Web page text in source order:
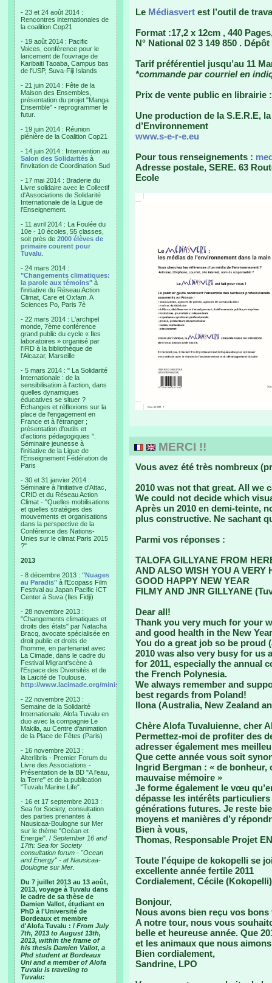
- 23 et 24 août 2014 :
Rencontres internationales de
la coalition Cop21
- 19 août 2014 : Pacific
Voices, conférence pour le
lancement de l'ouvrage de
Karibaiti Taoaba, Campus bas
de l'USP, Suva-Fiji Islands
- 21 juin 2014 : Fête de la
Maison des Ensembles,
présentation du projet "Manga
Ensemble" - reprogrammer le
futur.
- 19 juin 2014 : Réunion
plénière de la Coalition Cop21
- 14 juin 2014 : Intervention au
Salon des Solidarités à
l'invitation de Coordination Sud
- 17 mai 2014 : Braderie du
Livre solidaire avec le Collectif
d'Associations de Solidarité
Internationale de la Ligue de
l'Enseignement.
- 11 avril 2014 : La Foulée du
10e - 10 écoles, 55 classes,
soit près de 2000 élèves de
primaire courent pour
Tuvalu
- 24 mars 2014 :
"Changements climatiques:
la parole aux témoins" à
l'initiative du Réseau Action
Climat, Care et Oxfam. A
Sciences Po, Paris 7è
- 22 mars 2014 : L'archipel
monde, 7ème conférence
grand public du cycle « Iles
laboratoires » organisé par
l'IRD à la bibliothèque de
l’Alcazar, Marseille
- 5 mars 2014 : " La Solidarité
Internationale : de la
sensibilisation à l'action, dans
quelles dynamiques
éducatives se situer ?
Echanges et réflexions sur la
place de l'engagement en
France et à l'étranger ;
présentation d'outils et
d'actions pédagogiques ".
Séminaire jeunesse à
l'initiative de la Ligue de
l'Enseignement Fédération de
Paris
- 30 et 31 janvier 2014 :
Séminaire à l'initiative d'Attac,
CRID et du Réseau Action
Climat - "Quelles mobilisations
et quelles stratégies des
mouvements et organisations
dans la perspective de la
Conférence des Nations-
Unies sur le climat Paris 2015
?"
2013
- 8 décembre 2013 : "Nuages
au Paradis" à l'Ecopass Film
Festival au Japan Pacific ICT
Center à Suva (Iles Fidji)
- 28 novembre 2013 :
"Changements climatiques et
droits des états" par Natacha
Bracq, avocate spécialisée en
droit public et droits de
l'homme, en partenariat avec
La Cimade, dans le cadre du
Festival Migrant'scène à
l'Espace des Diversités et de
la Laïcité de Toulouse.
http://www.lacimade.org/minisites/migrantscene
- 22 novembre 2013 :
Semaine de la Solidarité
Internationale, Alofa Tuvalu en
duo avec la compagnie Le
Makila, au Centre d'animation
de la Place de Fêtes (Paris)
- 16 novembre 2013 :
Alterlibris - Premier Forum du
Livre des Associations -
Présentation de la BD "A l'eau,
la Terre" et de la publication
"Tuvalu Marine Life".
- 16 et 17 septembre 2013 :
Sea for Society, consultation
des parties prenantes à
Nausicaa-Boulogne sur Mer
sur le thème "Océan et
Energie". / September 16 and
17th: Sea for Society
consultation forum - "Ocean
and Energy" - at Nausicaa-
Boulogne sur Mer.
Du 7 juillet 2013 au 13 août,
2013, voyage à Tuvalu dans
le cadre de sa thèse de
Damien Vallot, étudiant en
PhD à l'Université de
Bordeaux et membre
d'Alofa Tuvalu : / From July
7th, 2013 to August 13th,
2013, within the frame of
his thesis Damien Vallot, a
Phd student at Bordeaux
Uni and a member of Alofa
Tuvalu is traveling to
Tuvalu:
Le Médiasvert est l’outil de
Format :17,2 x 12cm , 440
N° National 02 3 149 850 .
Tarif préférentiel jusqu’au 11
*commande par courriel en
Prix de vente public en librairie
Une production de la S.E.R.E,
d’Environnement
www.s-e-r-e.eu
Pour tous renseignements :
Adresse postale, SERE. 63
Ecole
MERCI !!
Vous avez été très nombreux
2010 was not that great. All we
We could not decide which
Après un 2010 en demi-teinte,
plus constructive. Ne sachant
Parmi vos réponses :
TALOFA GILLYANE FROM
AND ALSO WISH YOU A VERY
GOOD HAPPY NEW YEAR
FILMY AND JNR GILLYANE
Dear all!
Thank you very much for your
and good health in the New
You do a great job so be proud
2010 was also very busy for us
for 2011, especially the annual
the French Polynesia.
We always remember and
best regards from Poland!
Ilona (Australia, New Zealand
Chère Alofa Tuvaluienne, cher
Permettez-moi de profiter des
adresser également mes
Que cette année vous soit
Ingrid Bergman : « de bonheur,
mauvaise mémoire »
Je forme également le vœu
dépasse les intérêts
générations futures. Je reste
moyens et manières d’y
Bien à vous,
Thomas, Responsable Projet
Toute l'équipe de kokopelli se
excellente année fertile 2011
Cordialement, Cécile (Kokopelli)
Bonjour,
Nous avons bien reçu vos
A notre tour, nous vous
belle et heureuse année. Que
et les animaux que nous
Bien cordialement,
Sandrine, LPO